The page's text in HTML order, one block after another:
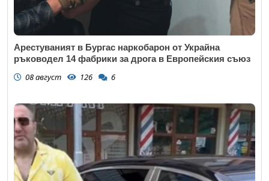
Откажи
Арестуваният в Бургас наркобарон от Украйна
ръководел 14 фабрики за дрога в Европейския съюз
08 август 126 6